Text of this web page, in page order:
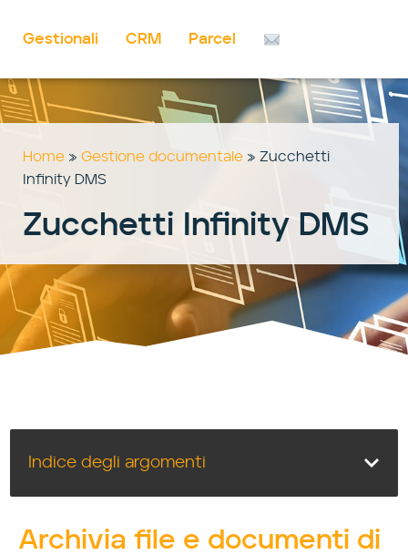
contenuto
Gestionali CRM Parcel
Home » Gestione documentale » Zucchetti
Infinity DMS
Zucchetti Infinity DMS
Indice degli argomenti
Archivia file e documenti di